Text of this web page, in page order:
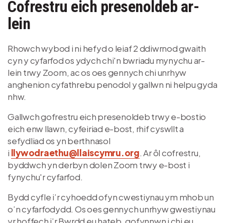
Cofrestru eich presenoldeb ar-
lein
Rhowch wybod i ni hefyd o leiaf 2 ddiwrnod gwaith
cyn y cyfarfod os ydych chi'n bwriadu mynychu ar-
lein trwy Zoom, ac os oes gennych chi unrhyw
anghenion cyfathrebu penodol y gallwn ni helpu gyda
nhw.
Gallwch gofrestru eich presenoldeb trwy e-bostio
eich enw llawn, cyfeiriad e-bost, rhif cyswllt a
sefydliad os yn berthnasol
i llywodraethu@llaiscymru.org. Ar ôl cofrestru,
byddwch yn derbyn dolen Zoom trwy e-bost i
fynychu'r cyfarfod.
Bydd cyfle i’r cyhoedd ofyn cwestiynau ym mhob un
o’n cyfarfodydd. Os oes gennych unrhyw gwestiynau